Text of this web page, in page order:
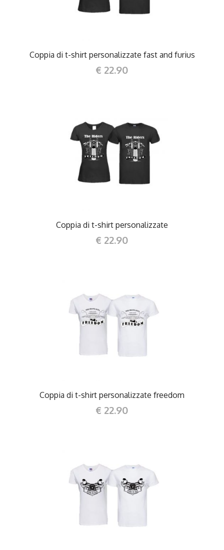
Coppia di t-shirt personalizzate fast and furius
€ 22.90
DETTAGLI
Coppia di t-shirt personalizzate
€ 22.90
DETTAGLI
Coppia di t-shirt personalizzate freedom
€ 22.90
DETTAGLI